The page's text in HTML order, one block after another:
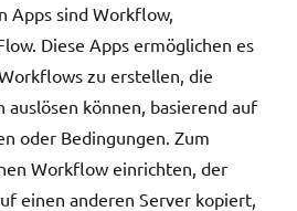
Apps sind Workflow,
Diese Apps ermöglichen es
zu erstellen, die
können, basierend auf
oder Bedingungen. Zum
Workflow einrichten, der
einen anderen Server kopiert,